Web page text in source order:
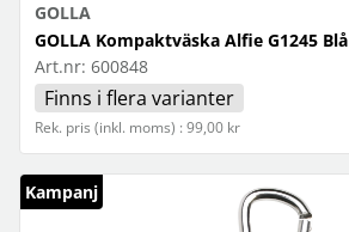
GOLLA
GOLLA Kompaktväska Alfie G1245 Blå
Art.nr: 600848
Finns i flera varianter
Rek. pris (inkl. moms) : 99,00 kr
Kampanj